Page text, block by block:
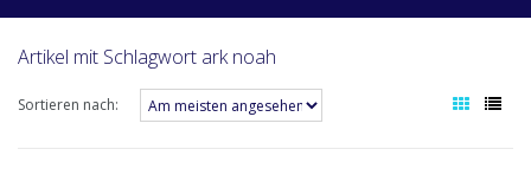
Artikel mit Schlagwort ark noah
Sortieren nach: